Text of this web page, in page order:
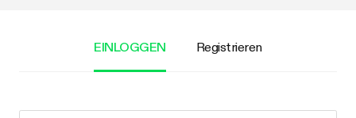
EINLOGGEN Registrieren